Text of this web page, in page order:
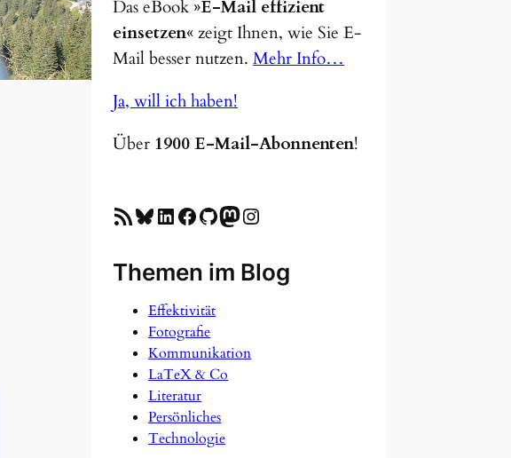
Das eBook »E-Mail effizient
einsetzen«zeigt Ihnen, wie Sie E-
Mail besser nutzen.Mehr Info…
Ja, will ich haben!
Über 1900 E-Mail-Abonnenten!
RSS-Feed Bluesky LinkedIn Facebook GitHub Mastodon Instagram
Themen im Blog
Effektivität
Fotografie
Kommunikation
LaTeX & Co
Literatur
Persönliches
Technologie